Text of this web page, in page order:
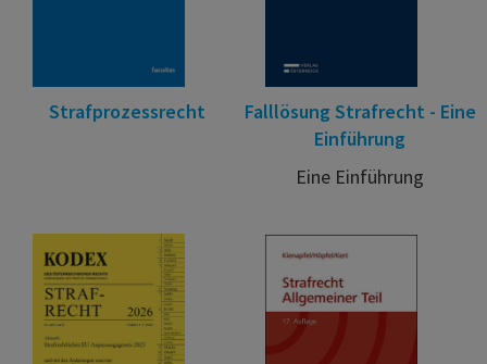
Strafprozessrecht
Falllösung Strafrecht - Eine
Einführung
Eine Einführung